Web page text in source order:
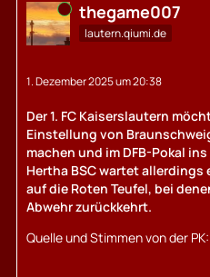
Online thegame007
lautern.qiumi.de
1. Dezember 2025 um 20:38
Der 1. FC Kaiserslautern
Einstellung von
machen und im DFB-Pokal
Hertha BSC wartet
auf die Roten Teufel, bei
Abwehr zurückkehrt.
Quelle und Stimmen von der PK: